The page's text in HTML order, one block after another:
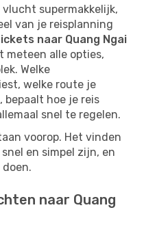
supermakkelijk,
van je reisplanning
naar Quang Ngai
meteen alle opties,
Welke
welke route je
hoe je reis
snel te regelen.
voorop. Het vinden
en simpel zijn, en
naar Quang